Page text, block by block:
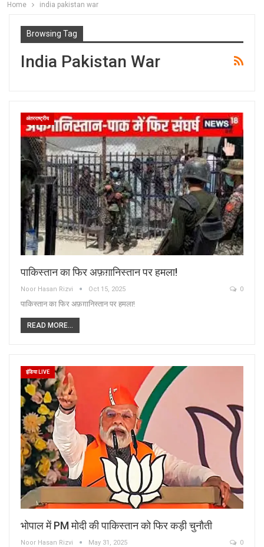
Home india pakistan war
Browsing Tag
India Pakistan War
अंतरराष्ट्रीय
पाकिस्तान का फिर अफ़ग़ानिस्तान पर हमला!
Noor Hasan Rizvi Oct 15, 2025 0
पाकिस्तान का फिर अफ़ग़ानिस्तान पर हमला!
READ MORE...
इंडिया LIVE
भोपाल में PM मोदी की पाकिस्तान को फिर कड़ी चुनौती
Noor Hasan Rizvi May 31, 2025 0